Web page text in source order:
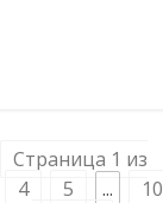
Страница 1 из
4 5 ... 10